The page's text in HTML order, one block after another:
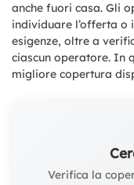
anche fuori casa. Gli
individuare l’offerta
esigenze, oltre a
ciascun operatore. In
migliore copertura
Verifica la